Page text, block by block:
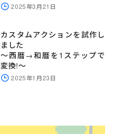
2025年3月21日
カスタムアクションを試作し
ました
～西暦→和暦を1ステップで
変換!～
2025年1月23日